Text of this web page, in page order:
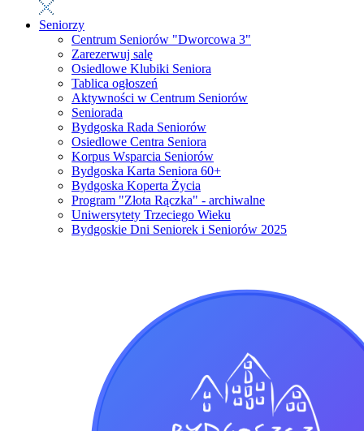
Seniorzy
Centrum Seniorów "Dworcowa 3"
Zarezerwuj salę
Osiedlowe Klubiki Seniora
Tablica ogłoszeń
Aktywności w Centrum Seniorów
Seniorada
Bydgoska Rada Seniorów
Osiedlowe Centra Seniora
Korpus Wsparcia Seniorów
Bydgoska Karta Seniora 60+
Bydgoska Koperta Życia
Program "Złota Rączka" - archiwalne
Uniwersytety Trzeciego Wieku
Bydgoskie Dni Seniorek i Seniorów 2025